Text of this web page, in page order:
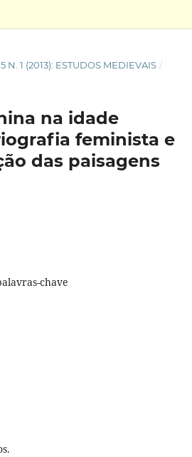
N. 1 (2013): ESTUDOS MEDIEVAIS /
na idade
feminista e
das paisagens
chave